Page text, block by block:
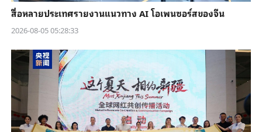
สื่อหลายประเทศรายงานแนวทาง AI โอเพนซอร์สของจีน
2026-08-05 05:28:33